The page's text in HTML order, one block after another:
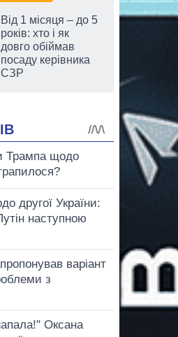
Від 1 місяця – до 5
років: хто і як
довго обіймав
посаду керівника
СЗР